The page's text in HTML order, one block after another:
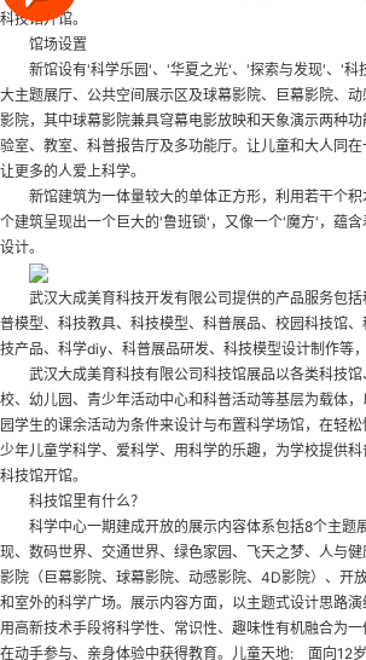
科技馆开馆。
馆场设置
新馆设有'科学乐园'、'华夏之光'、'探索与发现'、'科
大主题展厅、公共空间展示区及球幕影院、巨幕影院、
影院，其中球幕影院兼具穹幕电影放映和天象演示两种
验室、教室、科普报告厅及多功能厅。让儿童和大人同
让更多的人爱上科学。
新馆建筑为一体量较大的单体正方形，利用若干个
个建筑呈现出一个巨大的'鲁班锁'，又像一个'魔方'，蕴
设计。
武汉大成美育科技开发有限公司提供的产品服务包
普模型、科技教具、科技模型、科普展品、校园科技馆
技产品、科学diy、科普展品研发、科技模型设计制作等，
武汉大成美育科技有限公司科技馆展品以各类科技
校、幼儿园、青少年活动中心和科普活动等基层为载体
园学生的课余活动为条件来设计与布置科学场馆，在轻
少年儿童学科学、爱科学、用科学的乐趣，为学校提供
科技馆开馆。
科技馆里有什么？
科学中心一期建成开放的展示内容体系包括8个主题
现、数码世界、交通世界、绿色家园、飞天之梦、人与
影院（巨幕影院、球幕影院、动感影院、4D影院）、开
和室外的科学广场。展示内容方面，以主题式设计思路
用高新技术手段将科学性、常识性、趣味性有机融合为一
在动手参与、亲身体验中获得教育。儿童天地: 面向12